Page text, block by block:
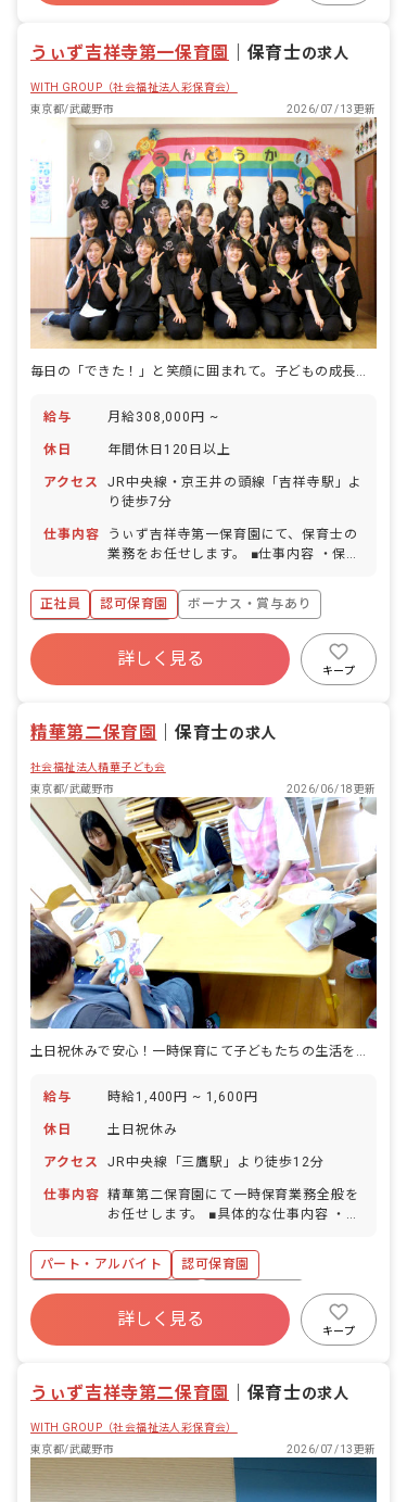
ワーをもらえる職場です！
うぃず吉祥寺第一保育園 保育士の求人
WITH GROUP（社会福祉法人彩保育会）
東京都/武蔵野市
2026/07/13更新
給与 月給308,000円 ~
休日 年間休日120日以上
アクセス
JR中央線・京王井の頭線「吉祥寺駅」よ
り徒歩7分
仕事内容
うぃず吉祥寺第一保育園にて、保育士の
業務をお任せします。 ■仕事内容 ・保育
後は研修だけではなく、新人さん向けの
メンター制度も整えています。取り組み
の1つとして、園長先生のほかに「エリ
ア園長」が各園を定期的に巡回していま
す。カウンセラーの様な立場として、お
仕事の悩みだけでなくプライベートの事
正社員 認可保育園
ボーナス・賞与あり
年間休日120日以上
寮・住宅・家賃補助あり
社会保険完備
残業少なめ
詳しく見る
キープ
精華第二保育園 ｜保育士の求人
社会福祉法人精華子ども会
東京都/武蔵野市
2026/06/18更新
給与 時給1,400円 ~ 1,600円
休日 土日祝休み
アクセス JR中央線「三鷹駅」より徒歩12分
仕事内容 精華第二保育園にて一時保育業務全般を
お任せします。 ■具体的な仕事内容 ・予
掃 他 ※0歳児〜5歳児まで定員78名の認
可保育園です。一時保育は1日4人までの
定員です。 ※幼児クラスは「異年齢保
育」を行なっています。 ※明るく元気い
っぱいの子供たちから笑顔とパワーをも
らえる職場です！
パート・アルバイト
認可保育園
寮・住宅・家賃補助あり
社会保険完備
有給
残業少なめ
詳しく見る
キープ
うぃず吉祥寺第二保育園 保育士の求人
WITH GROUP（社会福祉法人彩保育会）
東京都/武蔵野市
2026/07/13更新